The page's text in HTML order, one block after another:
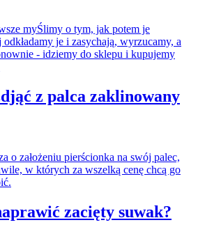
myŚlimy o tym, jak potem je
je i zasychają, wyrzucamy, a
- idziemy do sklepu i kupujemy
z palca zaklinowany
o założeniu pierścionka na swój palec,
w których za wszelką cenę chcą go
zacięty suwak?